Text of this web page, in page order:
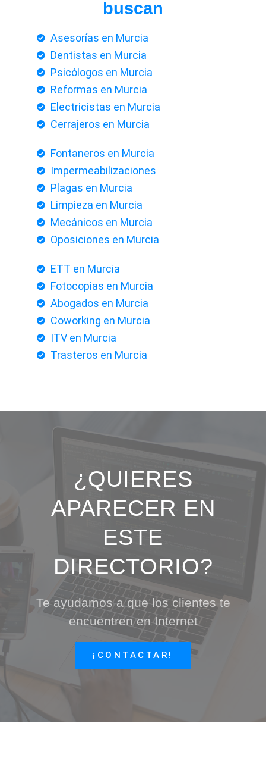
buscan
Asesorías en Murcia
Dentistas en Murcia
Psicólogos en Murcia
Reformas en Murcia
Electricistas en Murcia
Cerrajeros en Murcia
Fontaneros en Murcia
Impermeabilizaciones
Plagas en Murcia
Limpieza en Murcia
Mecánicos en Murcia
Oposiciones en Murcia
ETT en Murcia
Fotocopias en Murcia
Abogados en Murcia
Coworking en Murcia
ITV en Murcia
Trasteros en Murcia
¿QUIERES
APARECER EN
ESTE
DIRECTORIO?
Te ayudamos a que los clientes te
encuentren en Internet
¡CONTACTAR!